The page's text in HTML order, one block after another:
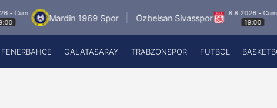
Mardin 1969 Spor Özbelsan Sivasspor
8.8.2026 - Cum
19:00
FENERBAHÇE GALATASARAY TRABZONSPOR FUTBOL